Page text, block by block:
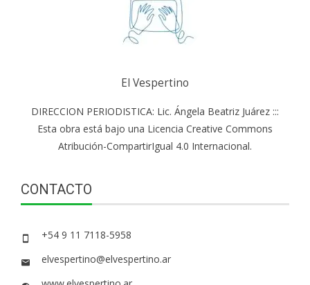
El Vespertino
DIRECCION PERIODISTICA: Lic. Ángela Beatriz Juárez :::
Esta obra está bajo una Licencia Creative Commons
Atribución-CompartirIgual 4.0 Internacional.
CONTACTO
+54 9 11 7118-5958
elvespertino@elvespertino.ar